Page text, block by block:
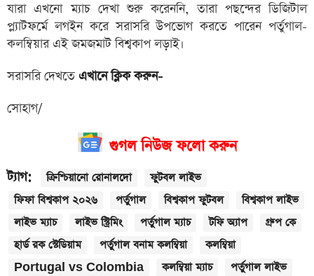
যারা এখনো ম্যাচ দেখা শুরু করেননি, তারা পছন্দের ডিজিটাল
প্ল্যাটফর্মে লগইন করে সরাসরি উপভোগ করতে পারেন পর্তুগাল-
কলম্বিয়ার এই জমজমাট বিশ্বকাপ লড়াই।
সরাসরি দেখতে এখানে ক্লিক করুন-
সোহাগ/
গুগল নিউজ ফলো করুন
ট্যাগ: ক্রিশ্চিয়ানো রোনালদো
ফুটবল লাইভ
ফিফা বিশ্বকাপ ২০২৬
পর্তুগাল বিশ্বকাপ ফুটবল
বিশ্বকাপ লাইভ
লাইভ ম্যাচ
লাইভ স্ট্রিমিং পর্তুগাল ম্যাচ টফি অ্যাপ
গ্রুপ কে
হার্ড রক স্টেডিয়াম
পর্তুগাল বনাম কলম্বিয়া
কলম্বিয়া
Portugal vs Colombia
কলম্বিয়া ম্যাচ পর্তুগাল লাইভ